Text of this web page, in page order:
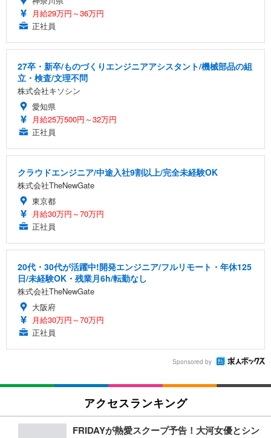
月給29万円～36万円
正社員
27卒・新卒/ものづくりエンジニアアシスタント/機械部品の組
立・検査/文理不問
株式会社キソシン
愛知県
月給25万500円～32万円
正社員
クラウドエンジニア/中途入社9割以上/完全未経験OK
株式会社TheNewGate
東京都
月給30万円～70万円
正社員
20代・30代が活躍中!開発エンジニア/フルリモート・年休125
日/未経験OK・残業月6h/転勤なし
株式会社TheNewGate
大阪府
月給30万円～70万円
正社員
Sponsored by
アクセスランキング
FRIDAYが熱愛スクープ予告！大河女優とシン